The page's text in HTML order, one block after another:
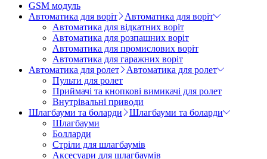
GSM модуль
Автоматика для воріт
Автоматика для воріт
Автоматика для відкатних воріт
Автоматика для розпашних воріт
Автоматика для промислових воріт
Автоматика для гаражних воріт
Автоматика для ролет
Автоматика для ролет
Пульти для ролет
Приймачі та кнопкові вимикачі для ролет
Внутрівальні приводи
Шлагбауми та боларди
Шлагбауми та боларди
Шлагбауми
Болларди
Стріли для шлагбаумів
Аксесуари для шлагбаумів